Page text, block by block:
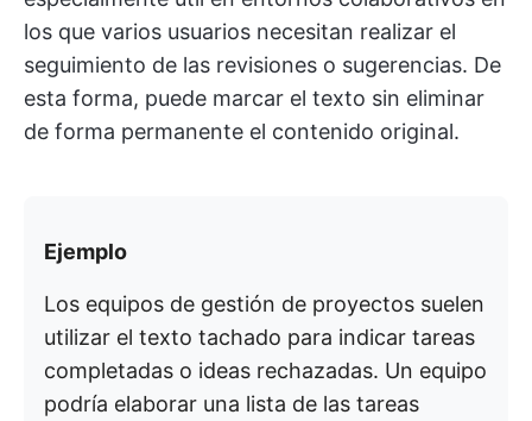
los que varios usuarios necesitan realizar el
seguimiento de las revisiones o sugerencias. De
esta forma, puede marcar el texto sin eliminar
de forma permanente el contenido original.
Ejemplo
Los equipos de gestión de proyectos suelen
utilizar el texto tachado para indicar tareas
completadas o ideas rechazadas. Un equipo
podría elaborar una lista de las tareas